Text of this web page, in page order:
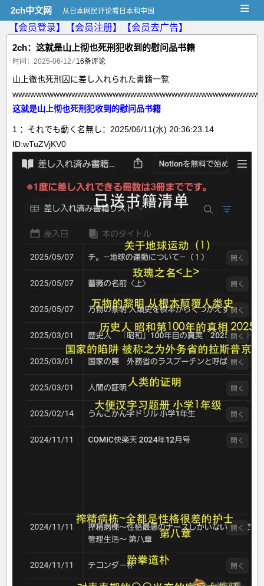
2ch中文网 从日本网民评论看日本和中国 ≡
【会员登录】 【会员注册】
【会员去广告】
2ch：这就是山上彻也死刑犯收到的慰问品书籍
时间：2025-06-12 ⁄16条评论
山上徹也死刑囚に差し入れられた書籍一覧
这就是山上彻也死刑犯收到的慰问品书籍
1 ：それでも動く名無し：2025/06/11(水) 20:36:23.14
ID:wTuZVjKV0